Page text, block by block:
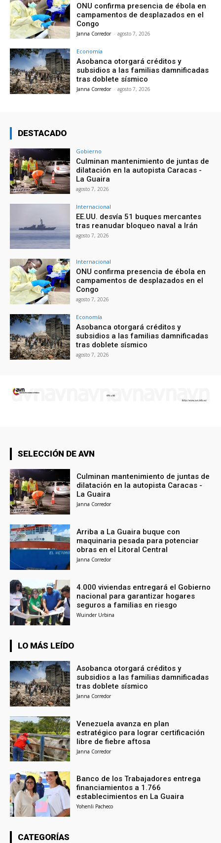
ONU confirma presencia de ébola en
campamentos de desplazados en el
Congo
Janna Corredor - agosto 7, 2026
Economía
Asobanca otorgará créditos y
subsidios a las familias damnificadas
tras doblete sísmico
Janna Corredor - agosto 7, 2026
DESTACADO
Gobierno
Culminan mantenimiento de juntas de
dilatación en la autopista Caracas -
La Guaira
agosto 7, 2026
Internacional
EE.UU. desvía 51 buques mercantes
tras reanudar bloqueo naval a Irán
agosto 7, 2026
Internacional
ONU confirma presencia de ébola en
campamentos de desplazados en el
Congo
agosto 7, 2026
Economía
Asobanca otorgará créditos y
subsidios a las familias damnificadas
tras doblete sísmico
agosto 7, 2026
SELECCIÓN DE AVN
Culminan mantenimiento de juntas de
dilatación en la autopista Caracas -
La Guaira
Janna Corredor
Arriba a La Guaira buque con
maquinaria pesada para potenciar
obras en el Litoral Central
Janna Corredor
4.000 viviendas entregará el Gobierno
nacional para garantizar hogares
seguros a familias en riesgo
Wuinder Urbina
LO MÁS LEÍDO
Asobanca otorgará créditos y
subsidios a las familias damnificadas
tras doblete sísmico
Janna Corredor
Venezuela avanza en plan
estratégico para lograr certificación
libre de fiebre aftosa
Janna Corredor
Banco de los Trabajadores entrega
financiamientos a 1.766
establecimientos en La Guaira
Yohenli Pacheco
CATEGORÍAS